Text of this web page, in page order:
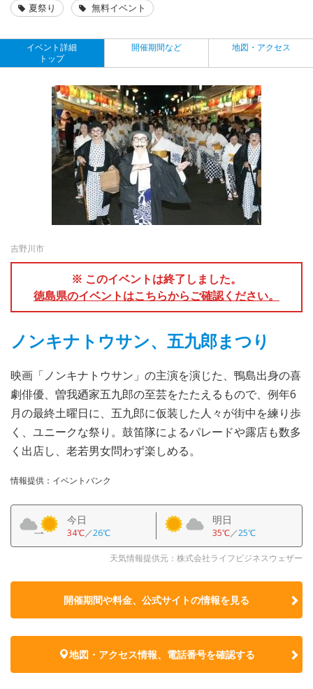
夏祭り 無料イベント
イベント詳細
トップ
開催期間など 地図・アクセス
吉野川市
※ このイベントは終了しました。
徳島県のイベントはこちらからご確認ください。
ノンキナトウサン、五九郎まつり
映画「ノンキナトウサン」の主演を演じた、鴨島出身の喜
劇俳優、曽我廼家五九郎の至芸をたたえるもので、例年6
月の最終土曜日に、五九郎に仮装した人々が街中を練り歩
く、ユニークな祭り。鼓笛隊によるパレードや露店も数多
く出店し、老若男女問わず楽しめる。
情報提供：イベントバンク
今日
34℃／26℃
明日
35℃／25℃
天気情報提供元：株式会社ライフビジネスウェザー
開催期間や料金、公式サイトの情報を見る
地図・アクセス情報、電話番号を確認する